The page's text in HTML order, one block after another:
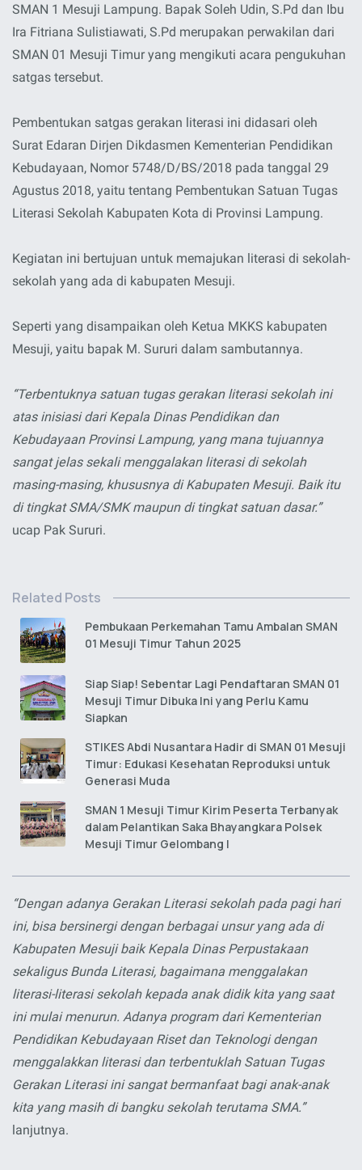
SMAN 1 Mesuji Lampung. Bapak Soleh Udin, S.Pd dan Ibu
Ira Fitriana Sulistiawati, S.Pd merupakan perwakilan dari
SMAN 01 Mesuji Timur yang mengikuti acara pengukuhan
satgas tersebut.
Pembentukan satgas gerakan literasi ini didasari oleh
Surat Edaran Dirjen Dikdasmen Kementerian Pendidikan
Kebudayaan, Nomor 5748/D/BS/2018 pada tanggal 29
Agustus 2018, yaitu tentang Pembentukan Satuan Tugas
Literasi Sekolah Kabupaten Kota di Provinsi Lampung.
Kegiatan ini bertujuan untuk memajukan literasi di sekolah-
sekolah yang ada di kabupaten Mesuji.
Seperti yang disampaikan oleh Ketua MKKS kabupaten
Mesuji, yaitu bapak M. Sururi dalam sambutannya.
“Terbentuknya satuan tugas gerakan literasi sekolah ini
atas inisiasi dari Kepala Dinas Pendidikan dan
Kebudayaan Provinsi Lampung, yang mana tujuannya
sangat jelas sekali menggalakan literasi di sekolah
masing-masing, khususnya di Kabupaten Mesuji. Baik itu
di tingkat SMA/SMK maupun di tingkat satuan dasar.”
ucap Pak Sururi.
Related Posts
Pembukaan Perkemahan Tamu Ambalan SMAN
01 Mesuji Timur Tahun 2025
Siap Siap! Sebentar Lagi Pendaftaran SMAN 01
Mesuji Timur Dibuka Ini yang Perlu Kamu
Siapkan
STIKES Abdi Nusantara Hadir di SMAN 01 Mesuji
Timur: Edukasi Kesehatan Reproduksi untuk
Generasi Muda
SMAN 1 Mesuji Timur Kirim Peserta Terbanyak
dalam Pelantikan Saka Bhayangkara Polsek
Mesuji Timur Gelombang I
“Dengan adanya Gerakan Literasi sekolah pada pagi hari
ini, bisa bersinergi dengan berbagai unsur yang ada di
Kabupaten Mesuji baik Kepala Dinas Perpustakaan
sekaligus Bunda Literasi, bagaimana menggalakan
literasi-literasi sekolah kepada anak didik kita yang saat
ini mulai menurun. Adanya program dari Kementerian
Pendidikan Kebudayaan Riset dan Teknologi dengan
menggalakkan literasi dan terbentuklah Satuan Tugas
Gerakan Literasi ini sangat bermanfaat bagi anak-anak
kita yang masih di bangku sekolah terutama SMA.”
lanjutnya.